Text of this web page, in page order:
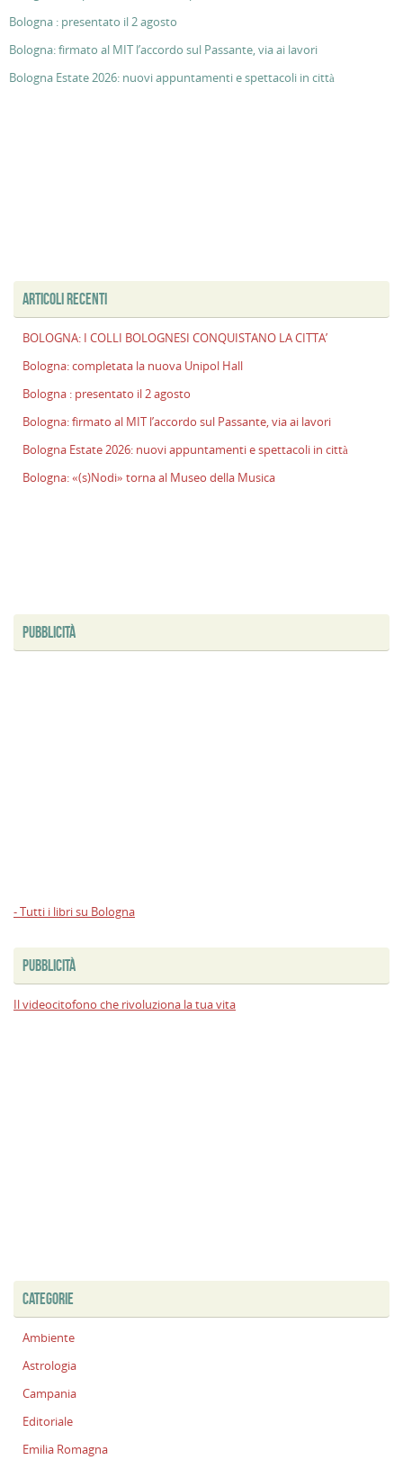
Bologna : presentato il 2 agosto
Bologna: firmato al MIT l’accordo sul Passante, via ai lavori
Bologna Estate 2026: nuovi appuntamenti e spettacoli in città
ARTICOLI RECENTI
BOLOGNA: I COLLI BOLOGNESI CONQUISTANO LA CITTA’
Bologna: completata la nuova Unipol Hall
Bologna : presentato il 2 agosto
Bologna: firmato al MIT l’accordo sul Passante, via ai lavori
Bologna Estate 2026: nuovi appuntamenti e spettacoli in città
Bologna: «(s)Nodi» torna al Museo della Musica
PUBBLICITÀ
- Tutti i libri su Bologna
PUBBLICITÀ
Il videocitofono che rivoluziona la tua vita
CATEGORIE
Ambiente
Astrologia
Campania
Editoriale
Emilia Romagna